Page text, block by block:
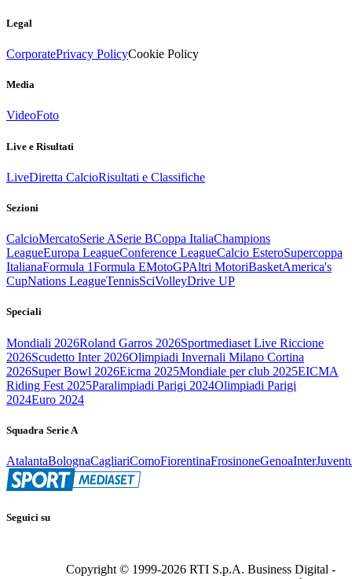
Legal
CorporatePrivacy PolicyCookie Policy
Media
VideoFoto
Live e Risultati
LiveDiretta CalcioRisultati e Classifiche
Sezioni
CalcioMercatoSerie ASerie BCoppa ItaliaChampions
LeagueEuropa LeagueConference LeagueCalcio EsteroSupercoppa
ItalianaFormula 1Formula EMotoGPAltri MotoriBasketAmerica's
CupNations LeagueTennisSciVolleyDrive UP
Speciali
Mondiali 2026Roland Garros 2026Sportmediaset Live Riccione
2026Scudetto Inter 2026Olimpiadi Invernali Milano Cortina
2026Super Bowl 2026Eicma 2025Mondiale per club 2025EICMA
Riding Fest 2025Paralimpiadi Parigi 2024Olimpiadi Parigi
2024Euro 2024
Squadra Serie A
AtalantaBolognaCagliariComoFiorentinaFrosinoneGenoaInter
Seguici su
Copyright © 1999-2026 RTI S.p.A. Business Digital -